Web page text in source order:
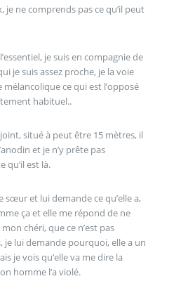
je ne comprends pas ce qu’il peut
je suis en compagnie de
je suis assez proche, je la voie
ce qui est l’opposé
habituel..
situé à peut être 15 mètres, il
et je n’y prête pas
qu’il est là.
sœur et lui demande ce qu’elle a,
ça et elle me répond de ne
chéri, que ce n’est pas
je lui demande pourquoi, elle a un
je vois qu’elle va me dire la
homme l’a violé.